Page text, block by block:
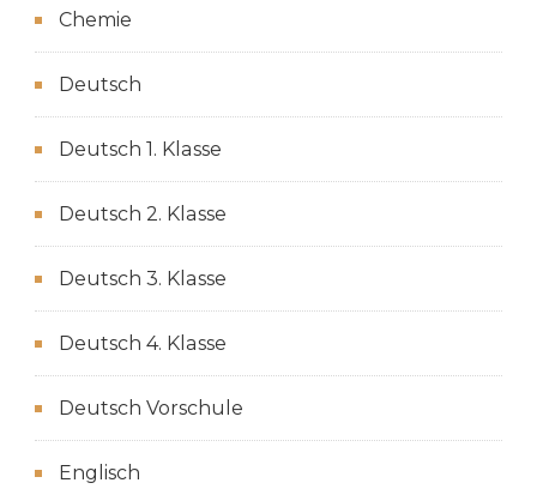
Chemie
Deutsch
Deutsch 1. Klasse
Deutsch 2. Klasse
Deutsch 3. Klasse
Deutsch 4. Klasse
Deutsch Vorschule
Englisch